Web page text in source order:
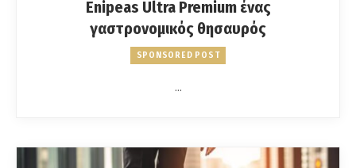
Enipeas Ultra Premium ένας
γαστρονομικός θησαυρός
SPONSORED POST
…